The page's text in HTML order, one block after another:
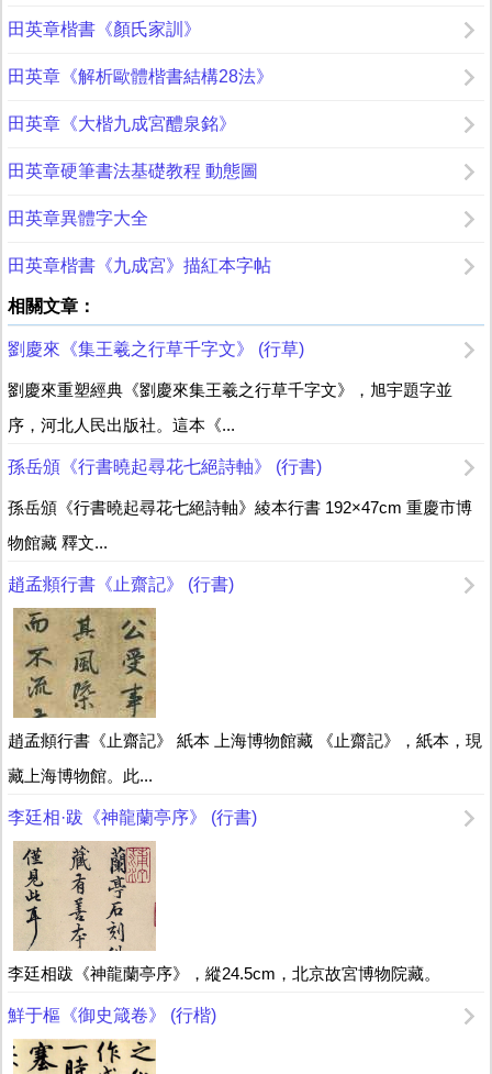
田英章楷書《顏氏家訓》
田英章《解析歐體楷書結構28法》
田英章《大楷九成宮醴泉銘》
田英章硬筆書法基礎教程 動態圖
田英章異體字大全
田英章楷書《九成宮》描紅本字帖
相關文章：
劉慶來《集王羲之行草千字文》 (行草)
劉慶來重塑經典《劉慶來集王羲之行草千字文》，旭宇題字並
序，河北人民出版社。這本《...
孫岳頒《行書曉起尋花七絕詩軸》 (行書)
孫岳頒《行書曉起尋花七絕詩軸》綾本行書 192×47cm 重慶市博
物館藏 釋文...
趙孟頫行書《止齋記》 (行書)
趙孟頫行書《止齋記》 紙本 上海博物館藏 《止齋記》，紙本，現
藏上海博物館。此...
李廷相·跋《神龍蘭亭序》 (行書)
李廷相跋《神龍蘭亭序》，縱24.5cm，北京故宮博物院藏。
鮮于樞《御史箴卷》 (行楷)